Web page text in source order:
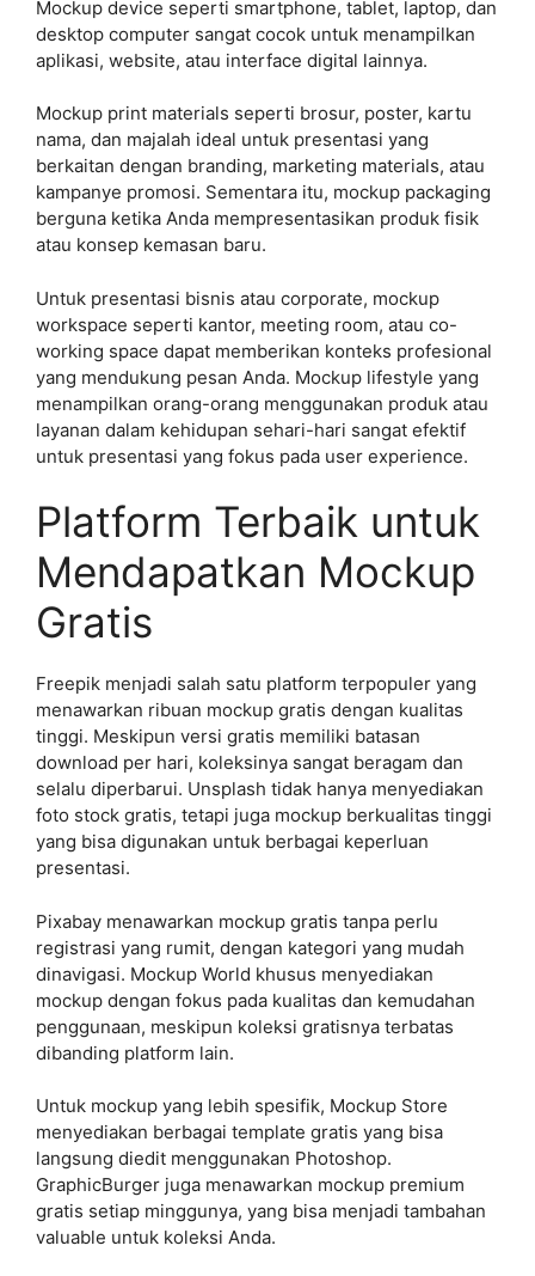
Mockup device seperti smartphone, tablet, laptop, dan
desktop computer sangat cocok untuk menampilkan
aplikasi, website, atau interface digital lainnya.
Mockup print materials seperti brosur, poster, kartu
nama, dan majalah ideal untuk presentasi yang
berkaitan dengan branding, marketing materials, atau
kampanye promosi. Sementara itu, mockup packaging
berguna ketika Anda mempresentasikan produk fisik
atau konsep kemasan baru.
Untuk presentasi bisnis atau corporate, mockup
workspace seperti kantor, meeting room, atau co-
working space dapat memberikan konteks profesional
yang mendukung pesan Anda. Mockup lifestyle yang
menampilkan orang-orang menggunakan produk atau
layanan dalam kehidupan sehari-hari sangat efektif
untuk presentasi yang fokus pada user experience.
Platform Terbaik untuk
Mendapatkan Mockup
Gratis
Freepik menjadi salah satu platform terpopuler yang
menawarkan ribuan mockup gratis dengan kualitas
tinggi. Meskipun versi gratis memiliki batasan
download per hari, koleksinya sangat beragam dan
selalu diperbarui. Unsplash tidak hanya menyediakan
foto stock gratis, tetapi juga mockup berkualitas tinggi
yang bisa digunakan untuk berbagai keperluan
presentasi.
Pixabay menawarkan mockup gratis tanpa perlu
registrasi yang rumit, dengan kategori yang mudah
dinavigasi. Mockup World khusus menyediakan
mockup dengan fokus pada kualitas dan kemudahan
penggunaan, meskipun koleksi gratisnya terbatas
dibanding platform lain.
Untuk mockup yang lebih spesifik, Mockup Store
menyediakan berbagai template gratis yang bisa
langsung diedit menggunakan Photoshop.
GraphicBurger juga menawarkan mockup premium
gratis setiap minggunya, yang bisa menjadi tambahan
valuable untuk koleksi Anda.